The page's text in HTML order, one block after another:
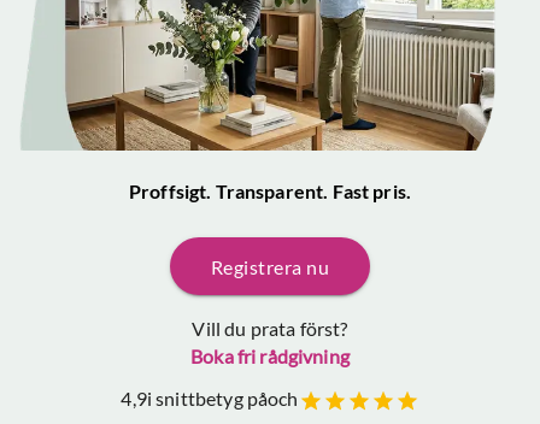
Proffsigt. Transparent. Fast pris.
Registrera nu
Vill du prata först?
Boka fri rådgivning
4,9i snittbetyg påoch